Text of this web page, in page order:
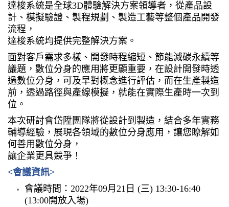
達梭系統是全球3D體驗解決方案領導者，從產品設
計、模擬驗證、製程規劃、製造工藝等整個產品開發
流程，
達梭系統均提供完整解決方案。
面對客戶需求多樣、開發時程縮短、節能減碳永續等
議題，數位分身的應用將更顯重要，在設計開發時透
過數位分身，可及早對概念進行評估，而在生產製造
前，透過路徑與產線模擬，就能在實際生產時一次到
位。
本次研討會岱陞團隊將從設計到製造，結合多年實務
輔導經驗，展現各領域的數位分身應用，讓您瞭解如
何善用數位分身，
讓企業更具競爭！
<會議資訊>
會議時間：2022年09月21日 (三) 13:30-16:40
(13:00開放入場)